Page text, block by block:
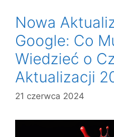
Nowa
Google: Co
Wiedzieć o
Aktualizacji
21 czerwca 2024